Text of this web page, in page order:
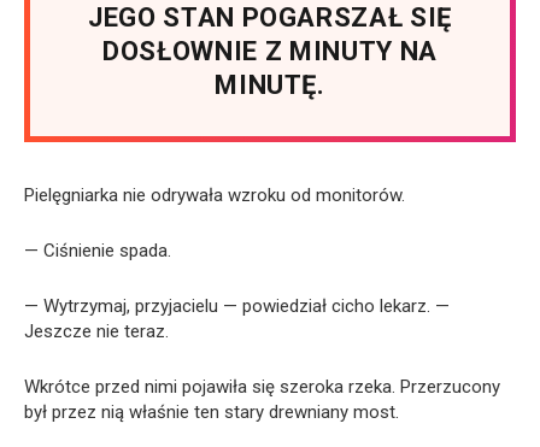
JEGO STAN POGARSZAŁ SIĘ
DOSŁOWNIE Z MINUTY NA
MINUTĘ.
Pielęgniarka nie odrywała wzroku od monitorów.
— Ciśnienie spada.
— Wytrzymaj, przyjacielu — powiedział cicho lekarz. —
Jeszcze nie teraz.
Wkrótce przed nimi pojawiła się szeroka rzeka. Przerzucony
był przez nią właśnie ten stary drewniany most.